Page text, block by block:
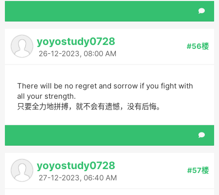
yoyostudy0728
26-12-2023, 08:00 AM
#56楼
There will be no regret and sorrow if you fight with
all your strength.
只要全力地拼搏，就不会有遗憾，没有后悔。
yoyostudy0728
27-12-2023, 06:40 AM
#57楼